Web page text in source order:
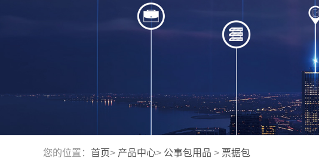
您的位置： 首页> 产品中心> 公事包用品 > 票据包